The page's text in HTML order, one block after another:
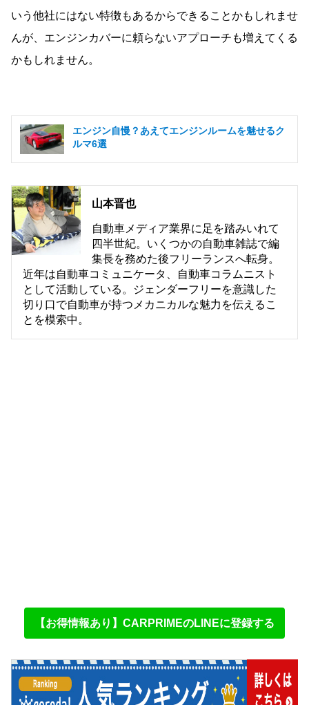
いう他社にはない特徴もあるからできることかもしれませ
んが、エンジンカバーに頼らないアプローチも増えてくる
かもしれません。
エンジン自慢？あえてエンジンルームを魅せるク
ルマ6選
山本晋也
自動車メディア業界に足を踏みいれて
四半世紀。いくつかの自動車雑誌で編
集長を務めた後フリーランスへ転身。
近年は自動車コミュニケータ、自動車コラムニスト
として活動している。ジェンダーフリーを意識した
切り口で自動車が持つメカニカルな魅力を伝えるこ
とを模索中。
【お得情報あり】CARPRIMEのLINEに登録する